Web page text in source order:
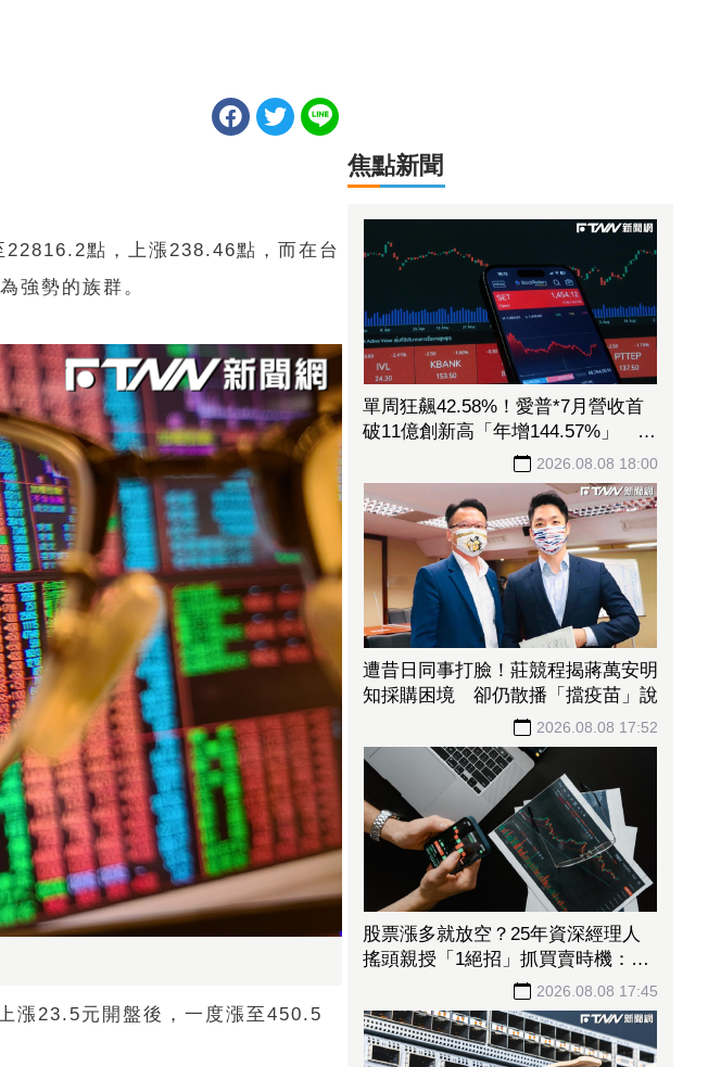
點，上漲238.46點，而在台
強勢的族群。
漲23.5元開盤後，一度漲至450.5
焦點新聞
單周狂飆42.58%！愛普*7月營收首
破11億創新高「年增144.57%」 重
2026.08.08 18:00
遭昔日同事打臉！莊競程揭蔣萬安明
知採購困境 卻仍散播「擋疫苗」說
2026.08.08 17:52
股票漲多就放空？25年資深經理人
搖頭親授「1絕招」抓買賣時機：看
2026.08.08 17:45